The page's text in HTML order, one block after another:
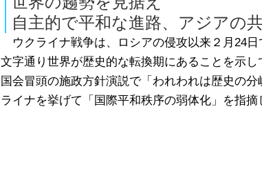
自主的で平和な進路、アジアの
ウクライナ戦争は、ロシアの侵攻以来２月24日
文字通り世界が歴史的な転換期にあることを示
国会冒頭の施政方針演説で「われわれは歴史の
ライナを挙げて「国際平和秩序の弱体化」を指摘